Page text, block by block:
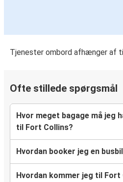
Tjenester ombord afhænger af
Ofte stillede spørgsmål
Hvor meget bagage må jeg
til Fort Collins?
Hvordan booker jeg en
Hvordan kommer jeg til Fort